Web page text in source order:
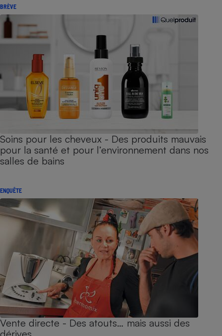
BRÈVE
Soins pour les cheveux - Des produits mauvais
pour la santé et pour l’environnement dans nos
salles de bains
ENQUÊTE
Vente directe - Des atouts… mais aussi des